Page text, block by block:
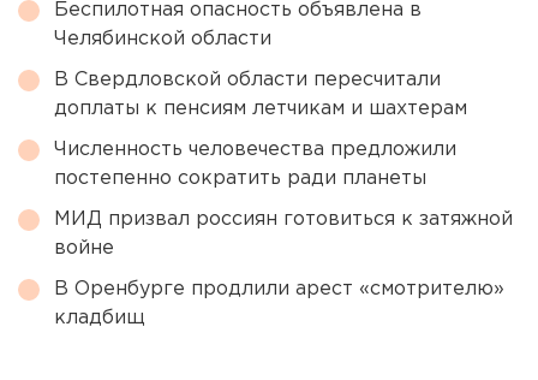
Беспилотная опасность объявлена в
Челябинской области
В Свердловской области пересчитали
доплаты к пенсиям летчикам и шахтерам
Численность человечества предложили
постепенно сократить ради планеты
МИД призвал россиян готовиться к затяжной
войне
В Оренбурге продлили арест «смотрителю»
кладбищ